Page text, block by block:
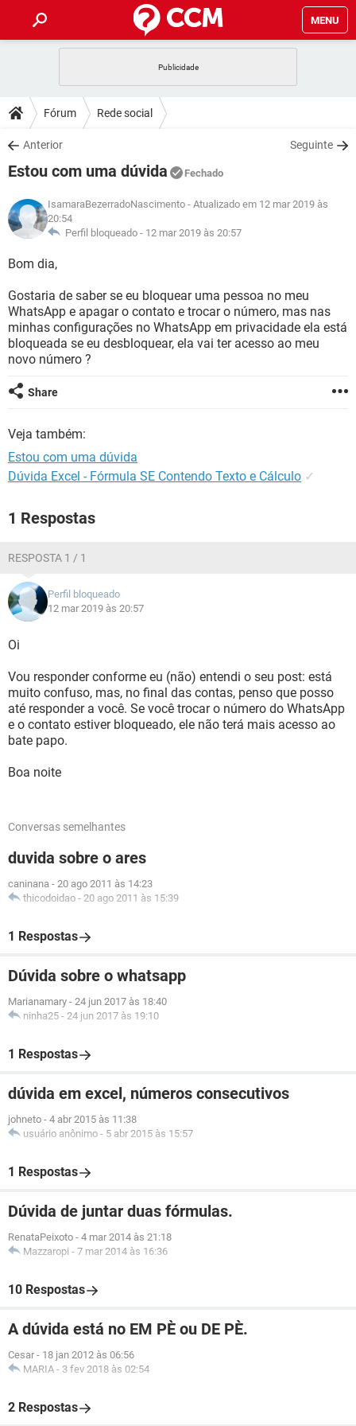
MENU
CELULAR
OUTLOOK
INSTAGRAM GMAIL
GUIA DE COMPRAS
DICAS
JOGOS
INSTAGRAM
GUIA DE COMPRAS
DOWNLOADS
JOGOS WHATSAPP
CELULAR FACEBOOK
OUTLOOK EXCEL
JOGOS
CELULAR FACEBOOK
OUTLOOK
INSTAGRAM GMAIL
GUIA DE COMPRAS
GLOSSÁRIO
OUTLOOK EXCEL
INSTAGRAM GMAIL
GUIA DE COMPRAS
Fórum Rede social
Anterior Seguinte
Estou com uma dúvida Fechado
IsamaraBezerradoNascimento- Atualizado em 12 mar 2019 às
20:54
Perfil bloqueado - 12 mar 2019 às 20:57
Bom dia,
Gostaria de saber se eu bloquear uma pessoa no meu
WhatsApp e apagar o contato e trocar o número, mas nas
minhas configurações no WhatsApp em privacidade ela está
bloqueada se eu desbloquear, ela vai ter acesso ao meu
novo número ?
Share
Veja também:
Estou com uma dúvida
Dúvida Excel - Fórmula SE Contendo Texto e Cálculo ✓
1 Respostas
RESPOSTA 1 / 1
Perfil bloqueado
12 mar 2019 às 20:57
Oi
Vou responder conforme eu (não) entendi o seu post: está
muito confuso, mas, no final das contas, penso que posso
até responder a você. Se você trocar o número do WhatsApp
e o contato estiver bloqueado, ele não terá mais acesso ao
bate papo.
Boa noite
Conversas semelhantes
duvida sobre o ares
caninana - 20 ago 2011 às 14:23
thicodoidao - 20 ago 2011 às 15:39
1 Respostas
Dúvida sobre o whatsapp
Marianamary - 24 jun 2017 às 18:40
ninha25 - 24 jun 2017 às 19:10
1 Respostas
dúvida em excel, números consecutivos
johneto - 4 abr 2015 às 11:38
usuário anônimo - 5 abr 2015 às 15:57
1 Respostas
Dúvida de juntar duas fórmulas.
RenataPeixoto - 4 mar 2014 às 21:18
Mazzaropi - 7 mar 2014 às 16:36
10 Respostas
A dúvida está no EM PÈ ou DE PÈ.
Cesar - 18 jan 2012 às 06:56
MARIA - 3 fev 2018 às 02:54
2 Respostas